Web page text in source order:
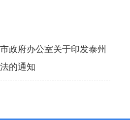
市政府办公室关于印发泰州
的通知